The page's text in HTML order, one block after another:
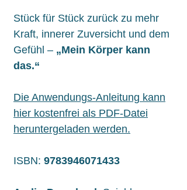
Stück für Stück zurück zu mehr
Kraft, innerer Zuversicht und dem
Gefühl – „Mein Körper kann
das.“
Die Anwendungs-Anleitung kann
hier kostenfrei als PDF-Datei
heruntergeladen werden.
ISBN: 9783946071433